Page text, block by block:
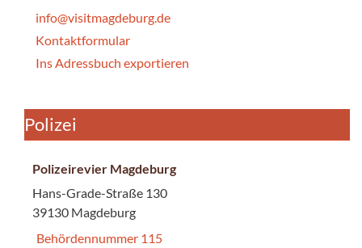
info@visitmagdeburg.de
Kontaktformular
Ins Adressbuch exportieren
Polizei
Polizeirevier Magdeburg
Hans-Grade-Straße 130
39130 Magdeburg
Behördennummer 115